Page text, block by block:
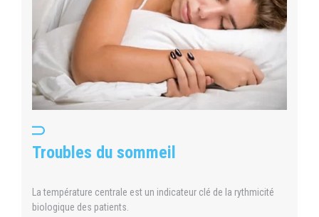
Troubles du sommeil
La température centrale est un indicateur clé de la rythmicité
biologique des patients.